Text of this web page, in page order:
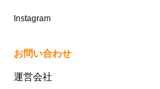
Instagram
お問い合わせ
運営会社